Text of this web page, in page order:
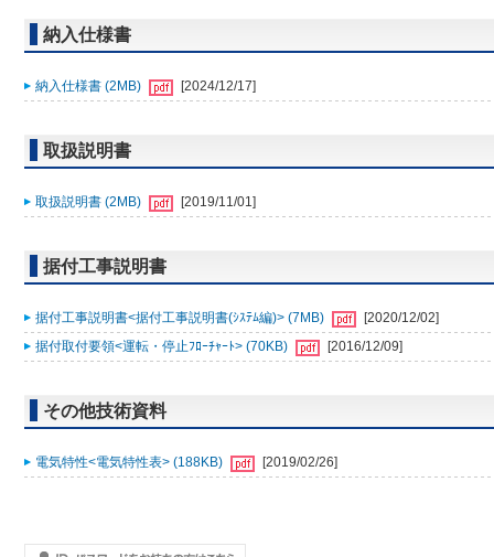
納入仕様書
納入仕様書 (2MB) [2024/12/17]
取扱説明書
取扱説明書 (2MB) [2019/11/01]
据付工事説明書
据付工事説明書<据付工事説明書(ｼｽﾃﾑ編)> (7MB)
[2020/12/02]
据付取付要領<運転・停止ﾌﾛｰﾁｬｰﾄ> (70KB)
[2016/12/09]
その他技術資料
電気特性<電気特性表> (188KB) [2019/02/26]